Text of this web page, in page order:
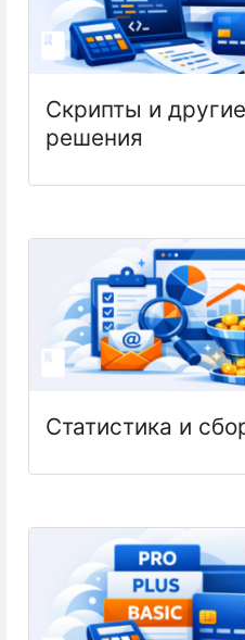
Скрипты и
решения
Статистика и